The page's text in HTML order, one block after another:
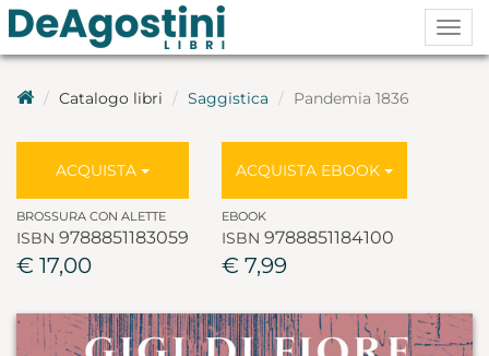
Catalogo libri Saggistica Pandemia 1836
ACQUISTA
BROSSURA CON ALETTE
ISBN 9788851183059
€ 17,00
ACQUISTA EBOOK
EBOOK
ISBN 9788851184100
€ 7,99